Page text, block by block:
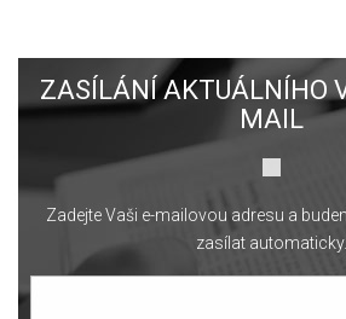
ZASÍLÁNÍ AKTUÁLNÍHO
MAIL
Zadejte Vaši e-mailovou adresu a
zasílat automaticky.